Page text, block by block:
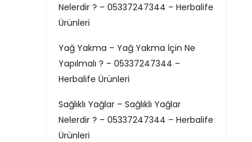
Nelerdir ? – 05337247344 – Herbalife
Ürünleri
Yağ Yakma – Yağ Yakma İçin Ne
Yapılmalı ? – 05337247344 –
Herbalife Ürünleri
Sağlıklı Yağlar – Sağlıklı Yağlar
Nelerdir ? – 05337247344 – Herbalife
Ürünleri